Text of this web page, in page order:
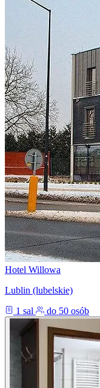
Hotel Willowa
Lublin (lubelskie)
1 sal
do 50 osób